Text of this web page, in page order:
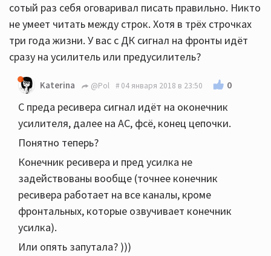
сотый раз себя оговаривал писать правильно. Никто
не умеет читать между строк. Хотя в трёх строчках
три года жизни. У вас с ДК сигнал на фронты идёт
сразу на усилитель или предусилитель?
Katerina @Pol 04 января 2018 в 23:50 0
С преда ресивера сигнал идёт на оконечник
усилителя, далее на АС, фсё, конец цепочки.
Понятно теперь?
Конечник ресивера и пред усилка не
задействованы вообще (точнее конечник
ресивера работает на все каналы, кроме
фронтальных, которые озвучивает конечник
усилка).
Или опять запутала? )))